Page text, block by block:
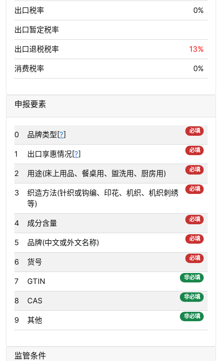
出口税率 0%
出口暂定税率
出口退税税率 13%
消费税率 0%
申报要素
0 品牌类型[?] 必填
1 出口享惠情况[?] 必填
2 用途(床上用品、餐桌用、盥洗用、厨房用) 必填
3
织造方法(针织或钩编、印花、机织、机织刺绣
等)
必填
4 成分含量 必填
5 品牌(中文或外文名称) 必填
6 货号 必填
7 GTIN 非必填
8 CAS 非必填
9 其他 非必填
监管条件